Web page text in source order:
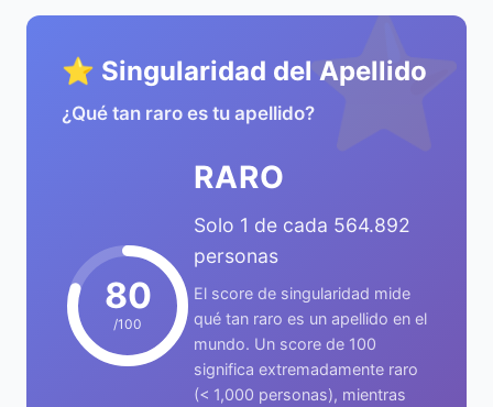
⭐
⭐ Singularidad del Apellido
¿Qué tan raro es tu apellido?
80
/100
RARO
Solo 1 de cada 564.892
personas
El score de singularidad mide
qué tan raro es un apellido en el
mundo. Un score de 100
significa extremadamente raro
(< 1,000 personas), mientras